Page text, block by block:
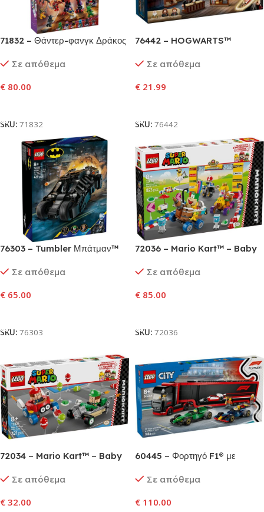
71832 – Θάντερ-φανγκ Δράκος
Σε απόθεμα
€ 80.00
SKU: 71832
76442 – HOGWARTS™
Σε απόθεμα
€ 21.99
SKU: 76442
76303 – Tumbler Μπάτμαν™
Τζόκερ™
Σε απόθεμα
€ 65.00
SKU: 76303
72036 – Mario Kart™ – Baby
Σε απόθεμα
€ 85.00
SKU: 72036
72034 – Mario Kart™ – Baby
Σε απόθεμα
€ 32.00
60445 – Φορτηγό F1® με
Σε απόθεμα
€ 110.00